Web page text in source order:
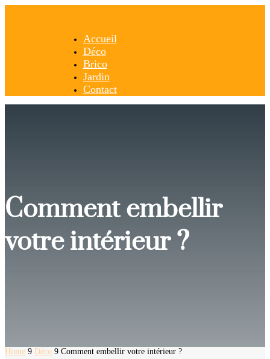
Accueil
Déco
Brico
Jardin
Contact
Comment embellir
votre intérieur ?
Home 9 Déco 9 Comment embellir votre intérieur ?